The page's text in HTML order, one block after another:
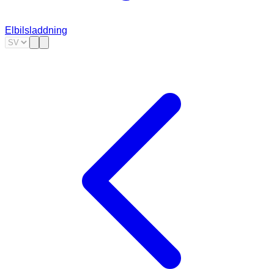
Elbilsladdning